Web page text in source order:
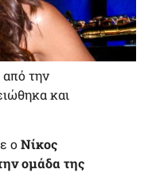
από την
και
οΝίκος
ομάδα της